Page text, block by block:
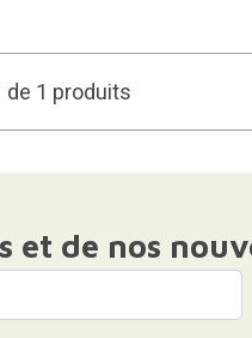
de 1 produits
et de nos